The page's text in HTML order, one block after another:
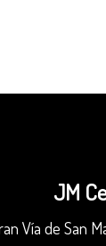
JM
Vía de San